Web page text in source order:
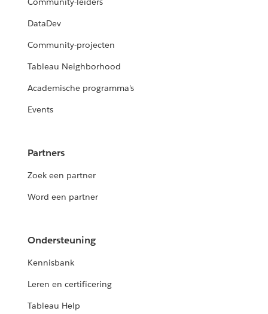
DataDev
Community-projecten
Tableau Neighborhood
Academische programma's
Events
Partners
Zoek een partner
Word een partner
Ondersteuning
Kennisbank
Leren en certificering
Tableau Help